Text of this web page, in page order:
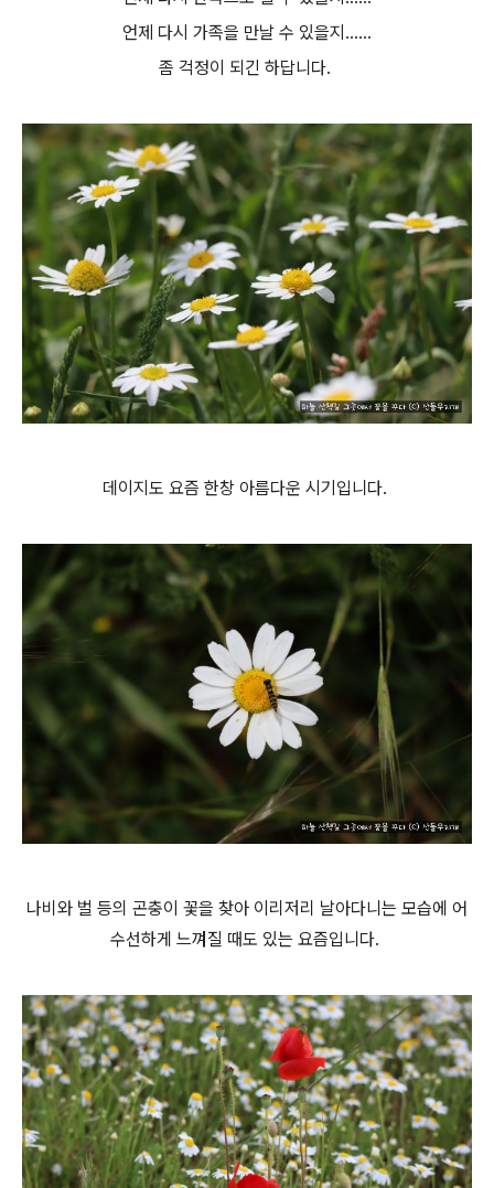
언제 다시 가족을 만날 수 있을지......
좀 걱정이 되긴 하답니다.
데이지도 요즘 한창 아름다운 시기입니다.
나비와 벌 등의 곤충이 꽃을 찾아 이리저리 날아다니는 모습에 어
수선하게 느껴질 때도 있는 요즘입니다.